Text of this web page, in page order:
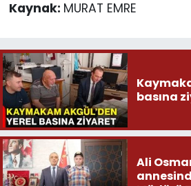
Kaynak: MURAT EMRE
basına
Ali